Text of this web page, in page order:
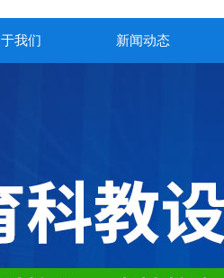
我们 新闻动态